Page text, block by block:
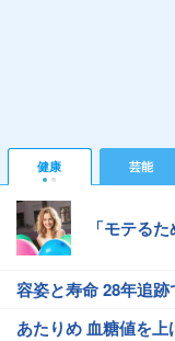
健康 芸能
「モテる
容姿と寿命 28年追
あたりめ 血糖値を上